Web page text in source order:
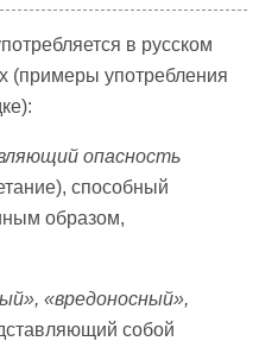
в русском
(примеры употребления
опасность
способный
образом,
«вредоносный»,
собой